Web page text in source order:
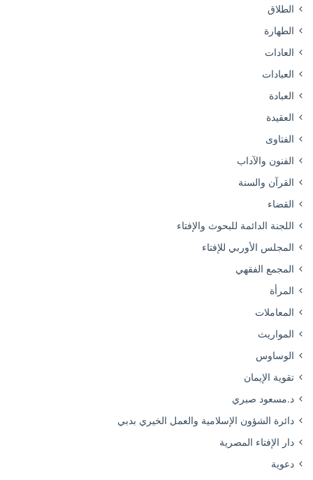
الطلاق
الطهارة
العادات
العبادات
العبادة
العقيدة
الفتاوى
الفنون والآداب
القرآن والسنة
القضاء
اللجنة الدائمة للبحوث والإفتاء
المجلس الأوربي للإفتاء
المجمع الفقهي
المرأة
المعاملات
المواريث
الوساوس
تقوية الإيمان
د.مسعود صبري
دائرة الشؤون الإسلامية والعمل الخيري بدبي
دار الإفتاء المصرية
دعوية